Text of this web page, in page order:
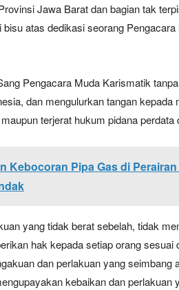
Jawa Barat dan bagian tak
atas dedikasi seorang Pengacara
Pengacara Muda Karismatik
dan mengulurkan tangan kepada
terjerat hukum pidana perdata
Kebocoran Pipa Gas di
yang tidak berat sebelah, tidak
hak kepada setiap orang sesuai
dan perlakuan yang seimbang
kebaikan dan perlakuan